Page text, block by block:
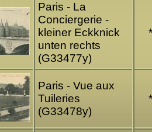
Paris - La
Conciergerie -
kleiner Eckknick
unten rechts
(G33477y)
*
Paris - Vue aux
Tuileries
(G33478y)
*